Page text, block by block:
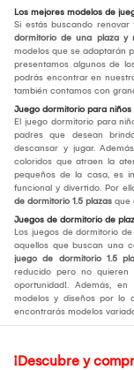
Los mejores modelos de
Si estás buscando
dormitorio de una plaza y
modelos que se adaptarán
presentamos algunos de
podrás encontrar en
también contamos con
Juego dormitorio para niños
El juego dormitorio para
padres que desean
descansar y jugar.
coloridos que atraen la
pequeños de la casa, es
funcional y divertido. Por
de dormitorio 1.5 plazas que
Juegos de dormitorio de
Los juegos de dormitorio
aquellos que buscan una
juego de dormitorio 1.5
reducido pero no quieren
oportunidad!. Además,
modelos y diseños por lo
encontrarás modelos
¡Descubre y